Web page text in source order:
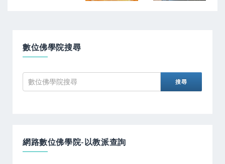
數位佛學院搜尋
網路數位佛學院-以教派查詢